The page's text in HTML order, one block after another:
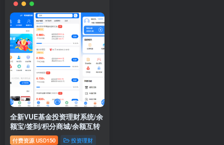
全新VUE基金投资理财系统/余
额宝/签到/积分商城/余额互转
付费资源 USD150 投资理财